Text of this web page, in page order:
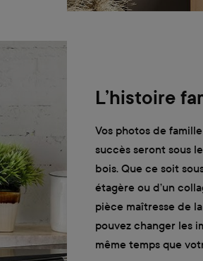
L’histoire
Vos photos de
succès seront sous
bois. Que ce soit
étagère ou d’un
pièce maîtresse de
pouvez changer les
même temps que